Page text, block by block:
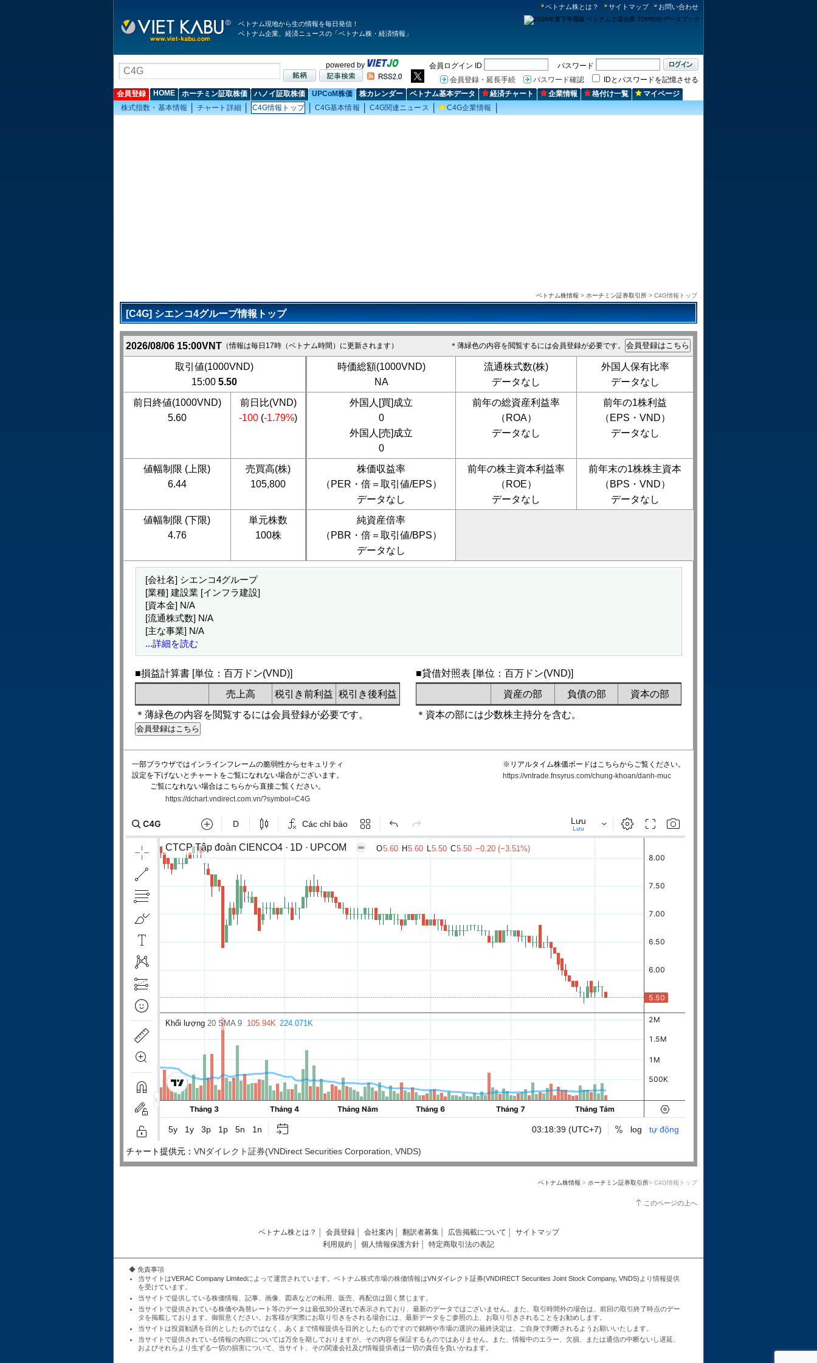
ベトナム株とは？ サイトマップ お問い合わせ
ベトナム現地から生の情報を毎日発信！
ベトナム企業、経済ニュースの「ベトナム株・経済情報」
powered by 会員ログイン ID
パスワード
会員登録・延長手続
パスワード確認
IDとパスワードを記憶させる
会員登録
HOME ホーチミン証取株価 ハノイ証取株価 UPCoM株価 株カレンダー ベトナム基本データ 経済チャート 企業情報 格付け一覧
マイページ
株式指数・基本情報
チャート詳細 C4G情報トップ C4G基本情報 C4G関連ニュース C4G企業情報
ベトナム株情報 > ホーチミン証券取引所 > C4G情報トップ
[C4G] シエンコ4グループ情報トップ
＊薄緑色の内容を閲覧するには会員登録が必要です。
2026/08/06 15:00VNT （情報は毎日17時（ベトナム時間）に更新されます）
取引値(1000VND)
15:00 5.50
時価総額(1000VND)
NA
流通株式数(株)
データなし
外国人保有比率
データなし
前日終値(1000VND)
5.60
前日比(VND)
-100 (-1.79%)
外国人[買]成立
0
外国人[売]成立
0
前年の総資産利益率
（ROA）
データなし
前年の1株利益
（EPS・VND）
データなし
値幅制限 (上限)
6.44
売買高(株)
105,800
株価収益率
（PER・倍＝取引値/EPS）
データなし
前年の株主資本利益率
（ROE）
データなし
前年末の1株株主資本
（BPS・VND）
データなし
値幅制限 (下限)
4.76
単元株数
100株
純資産倍率
（PBR・倍＝取引値/BPS）
データなし
[会社名] シエンコ4グループ
[業種] 建設業 [インフラ建設]
[資本金] N/A
[流通株式数] N/A
[主な事業] N/A
...詳細を読む
■損益計算書 [単位：百万ドン(VND)]
売上高
税引き前利益 税引き後利益
＊薄緑色の内容を閲覧するには会員登録が必要です。
■貸借対照表 [単位：百万ドン(VND)]
資産の部
負債の部
資本の部
＊資本の部には少数株主持分を含む。
※リアルタイム株価ボードはこちらからご覧ください。
https://vntrade.fnsyrus.com/chung-khoan/danh-muc
一部ブラウザではインラインフレームの脆弱性からセキュリティ
設定を下げないとチャートをご覧になれない場合がございます。
ご覧になれない場合はこちらから直接ご覧ください。
https://dchart.vndirect.com.vn/?symbol=C4G
チャート提供元： VNダイレクト証券(VNDirect Securities Corporation, VNDS)
ベトナム株情報 > ホーチミン証券取引所> C4G情報トップ
このページの上へ
ベトナム株とは？ 会員登録 会社案内 翻訳者募集 広告掲載について
サイトマップ
利用規約
個人情報保護方針 特定商取引法の表記
◆ 免責事項
当サイトはVERAC Company Limitedによって運営されています。ベトナム株式市場の株価情報はVNダイレクト証券(VNDIRECT Securities Joint Stock Company, VNDS) より情報提供
を受けています。
当サイトで提供している株価情報、記事、画像、図表などの転用、販売、再配信は固く禁じます。
当サイトで提供されている株価や為替レート等のデータは最低30分遅れで表示されており、最新のデータではございません。また、取引時間外の場合は、前回の取引終了時点のデー
タを掲載しております。御留意ください。お客様が実際にお取り引きをされる場合には、最新データをご参照の上、お取り引きされることをお勧めします。
当サイトは投資勧誘を目的としたものではなく、あくまで情報提供を目的としたものですので銘柄や市場の選択の最終決定は、ご自身で判断されるようお願いいたします。
当サイトで提供されている情報の内容については万全を期しておりますが、その内容を保証するものではありません。また、情報中のエラー、欠損、または通信の中断ないし遅延、
およびそれらより生ずる一切の損害について、当サイト、その関連会社及び情報提供者は一切の責任を負いかねます。